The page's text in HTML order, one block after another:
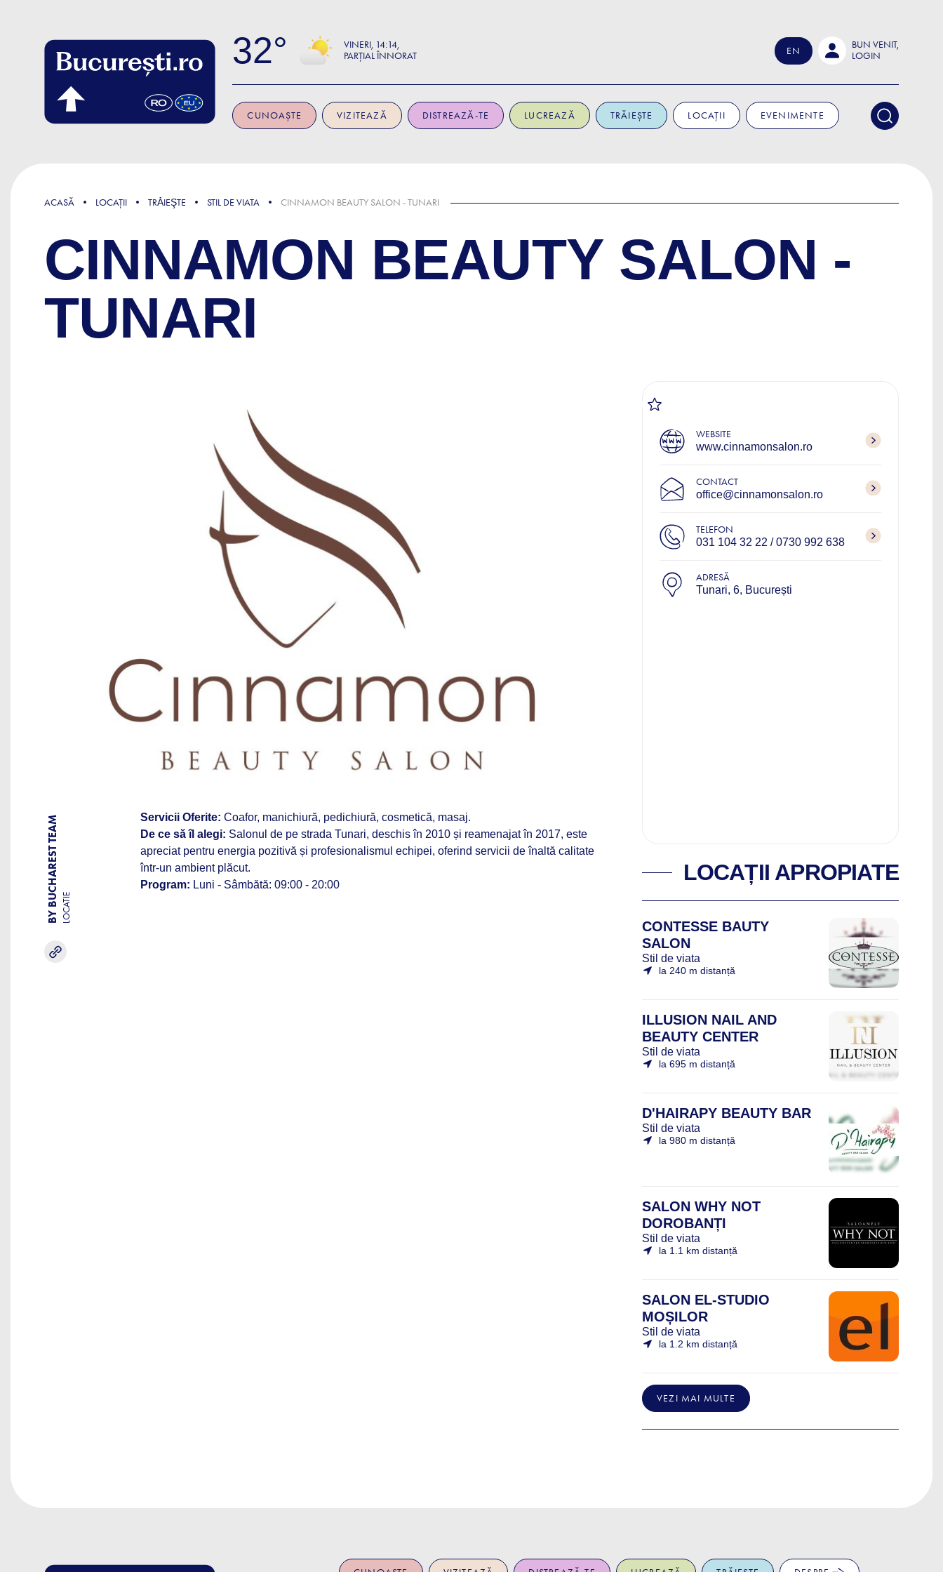
32 VINERI 14:14
PARȚIAL ÎNNORAT
EN
BUN VENIT,
LOGIN
CUNOAȘTE VIZITEAZĂ DISTREAZĂ-TE LUCREAZĂ TRĂIEȘTE LOCAȚII EVENIMENTE
ACASĂ LOCAȚII TRǍIEŞTE STIL DE VIATA CINNAMON BEAUTY SALON - TUNARI
CINNAMON BEAUTY SALON -
TUNARI
BY BUCHAREST TEAM LOCATIE
Servicii Oferite: Coafor, manichiură, pedichiură, cosmetică, masaj.
De ce să îl alegi: Salonul de pe strada Tunari, deschis în 2010 și reamenajat în 2017, este
apreciat pentru energia pozitivă și profesionalismul echipei, oferind servicii de înaltă calitate
într-un ambient plăcut.
Program: Luni - Sâmbătă: 09:00 - 20:00
WEBSITE
www.cinnamonsalon.ro
CONTACT
office@cinnamonsalon.ro
TELEFON
031 104 32 22 / 0730 992 638
ADRESĂ
Tunari, 6, București
LOCAȚII APROPIATE
CONTESSE BAUTY
SALON
Stil de viata
la 240 m distanță
ILLUSION NAIL AND
BEAUTY CENTER
Stil de viata
la 695 m distanță
D'HAIRAPY BEAUTY BAR
Stil de viata
la 980 m distanță
SALON WHY NOT
DOROBANȚI
Stil de viata
la 1.1 km distanță
SALON EL-STUDIO
MOȘILOR
Stil de viata
la 1.2 km distanță
VEZI MAI MULTE